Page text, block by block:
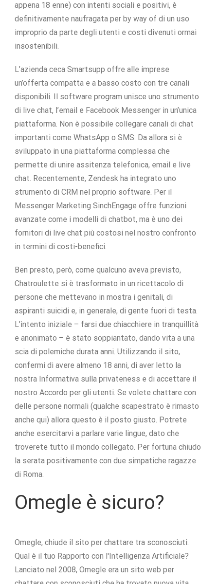
appena 18 enne) con intenti sociali e positivi, è
definitivamente naufragata per by way of di un uso
improprio da parte degli utenti e costi divenuti ormai
insostenibili.
L’azienda ceca Smartsupp offre alle imprese
un’offerta compatta e a basso costo con tre canali
disponibili. Il software program unisce uno strumento
di live chat, l’email e Facebook Messenger in un’unica
piattaforma. Non è possibile collegare canali di chat
importanti come WhatsApp o SMS. Da allora si è
sviluppato in una piattaforma complessa che
permette di unire assitenza telefonica, email e live
chat. Recentemente, Zendesk ha integrato uno
strumento di CRM nel proprio software. Per il
Messenger Marketing SinchEngage offre funzioni
avanzate come i modelli di chatbot, ma è uno dei
fornitori di live chat più costosi nel nostro confronto
in termini di costi-benefici.
Ben presto, però, come qualcuno aveva previsto,
Chatroulette si è trasformato in un ricettacolo di
persone che mettevano in mostra i genitali, di
aspiranti suicidi e, in generale, di gente fuori di testa.
L’intento iniziale – farsi due chiacchiere in tranquillità
e anonimato – è stato soppiantato, dando vita a una
scia di polemiche durata anni. Utilizzando il sito,
confermi di avere almeno 18 anni, di aver letto la
nostra Informativa sulla privateness e di accettare il
nostro Accordo per gli utenti. Se volete chattare con
delle persone normali (qualche scapestrato è rimasto
anche qui) allora questo è il posto giusto. Potrete
anche esercitarvi a parlare varie lingue, dato che
troverete tutto il mondo collegato. Per fortuna chiudo
la serata positivamente con due simpatiche ragazze
di Roma.
Omegle è sicuro?
Omegle, chiude il sito per chattare tra sconosciuti.
Qual è il tuo Rapporto con l'Intelligenza Artificiale?
Lanciato nel 2008, Omegle era un sito web per